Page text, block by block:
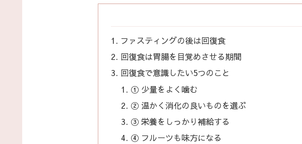
ファスティングの後は回復食
回復食は胃腸を目覚めさせる期間
回復食で意識したい5つのこと
① 少量をよく噛む
② 温かく消化の良いものを選ぶ
③ 栄養をしっかり補給する
④ フルーツも味方になる